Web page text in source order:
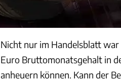
Nicht nur im Handelsblatt
Euro Bruttomonatsgehalt in
anheuern können. Kann der